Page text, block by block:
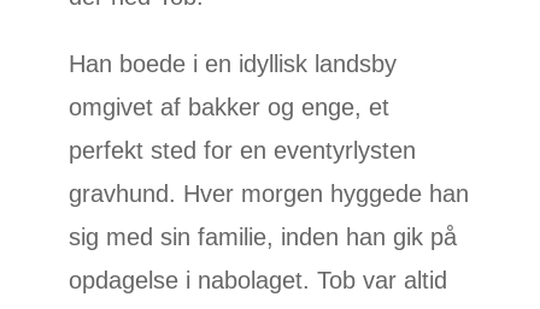
Han boede i en idyllisk landsby
omgivet af bakker og enge, et
perfekt sted for en eventyrlysten
gravhund. Hver morgen hyggede han
sig med sin familie, inden han gik på
opdagelse i nabolaget. Tob var altid